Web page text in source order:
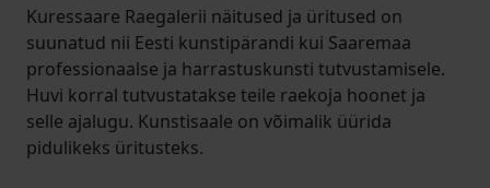
Kuressaare Raegalerii näitused ja üritused on
suunatud nii Eesti kunstipärandi kui Saaremaa
professionaalse ja harrastuskunsti tutvustamisele.
Huvi korral tutvustatakse teile raekoja hoonet ja
selle ajalugu. Kunstisaale on võimalik üürida
pidulikeks üritusteks.